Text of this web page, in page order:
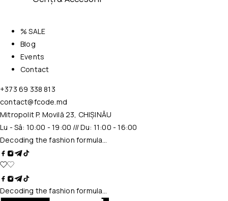
% SALE
Blog
Events
Contact
+373 69 338 813
contact@fcode.md
Mitropolit P. Movilă 23, CHIȘINĂU
Lu - Sâ: 10:00 - 19:00 /// Du: 11:00 - 16:00
Decoding the fashion formula…
Decoding the fashion formula…